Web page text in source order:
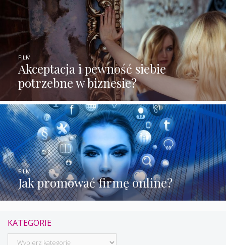
Akceptacja i pewność siebie
potrzebne w biznesie?
FILM
Jak promować firmę online?
FILM
KATEGORIE
Kategorie